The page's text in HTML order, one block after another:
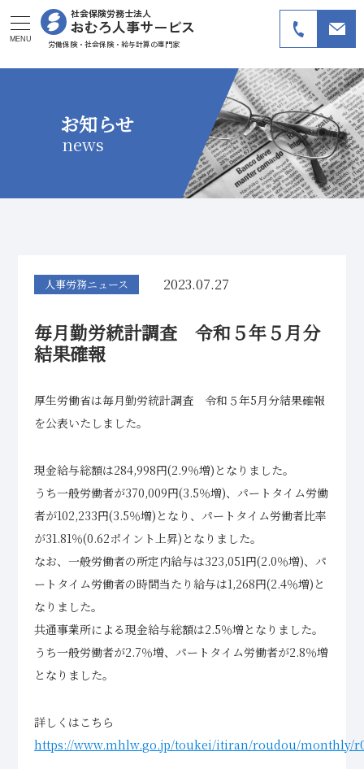
MENU
社会保険労務士法人
おむろ人事サービス
労働保険・社会保険・給与計算の専門家
お知らせ
news
人事労務ニュース 2023.07.27
毎月勤労統計調査 令和５年５月分
結果確報
厚生労働省は毎月勤労統計調査 令和５年5月分結果確報
を公表いたしました。
現金給与総額は284,998円(2.9％増)となりました。
うち一般労働者が370,009円(3.5％増)、パートタイム労働
者が102,233円(3.5％増)となり、パートタイム労働者比率
が31.81％(0.62ポイント上昇)となりました。
なお、一般労働者の所定内給与は323,051円(2.0％増)、パ
ートタイム労働者の時間当たり給与は1,268円(2.4％増)と
なりました。
共通事業所による現金給与総額は2.5％増となりました。
うち一般労働者が2.7％増、パートタイム労働者が2.8％増
となりました。
詳しくはこちら
https://www.mhlw.go.jp/toukei/itiran/roudou/monthly/